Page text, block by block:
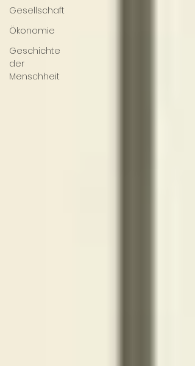
Gesellschaft
Ökonomie
Geschichte
der
Menschheit